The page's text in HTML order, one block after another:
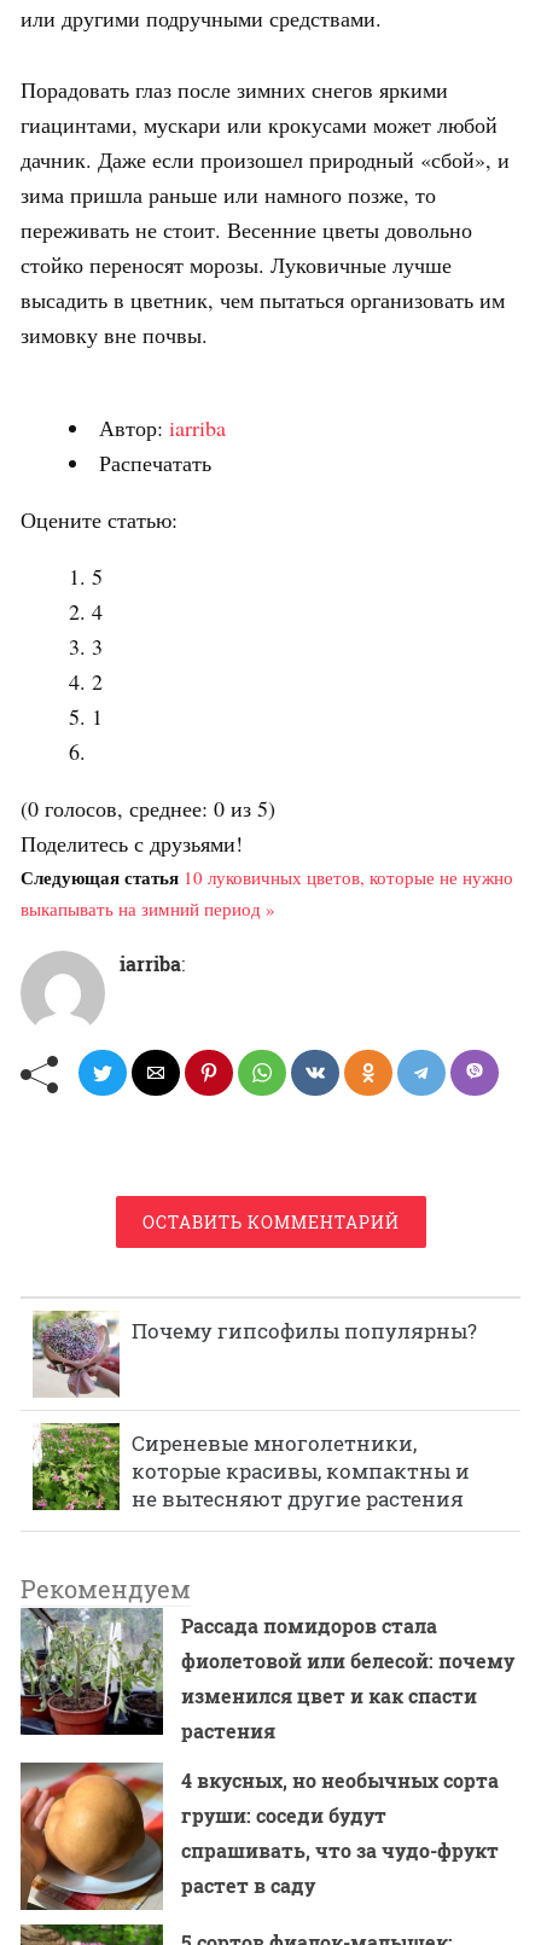
или другими подручными средствами.
Порадовать глаз после зимних снегов яркими
гиацинтами, мускари или крокусами может любой
дачник. Даже если произошел природный «сбой», и
зима пришла раньше или намного позже, то
переживать не стоит. Весенние цветы довольно
стойко переносят морозы. Луковичные лучше
высадить в цветник, чем пытаться организовать им
зимовку вне почвы.
Автор: iarriba
Распечатать
Оцените статью:
5
4
3
2
1
(0 голосов, среднее: 0 из 5)
Поделитесь с друзьями!
Следующая статья 10 луковичных цветов, которые не нужно
выкапывать на зимний период »
iarriba:
ОСТАВИТЬ КОММЕНТАРИЙ
Почему гипсофилы популярны?
Сиреневые многолетники,
которые красивы, компактны и
не вытесняют другие растения
Рекомендуем
Рассада помидоров стала
фиолетовой или белесой: почему
изменился цвет и как спасти
растения
4 вкусных, но необычных сорта
груши: соседи будут
спрашивать, что за чудо-фрукт
растет в саду